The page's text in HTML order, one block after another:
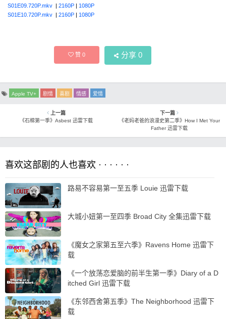
S01E09.720P.mkv | 2160P | 1080P
S01E10.720P.mkv | 2160P | 1080P
赞0 分享 0
Apple TV+ 剧情 喜剧 情感 爱情
上一篇
《石棉第一季》Asbest 迅雷下载
下一篇
《老妈老爸的浪漫史第二季》How I Met Your
Father 迅雷下载
喜欢这部剧的人也喜欢 · · · · · ·
路易不容易第一至五季 Louie 迅雷下载
大城小妞第一至四季 Broad City 全集迅雷下载
《魔女之家第五至六季》Ravens Home 迅雷下
载
《一个放荡恋爱脑的前半生第一季》Diary of a D
itched Girl 迅雷下载
《东邻西舍第五季》The Neighborhood 迅雷下
载